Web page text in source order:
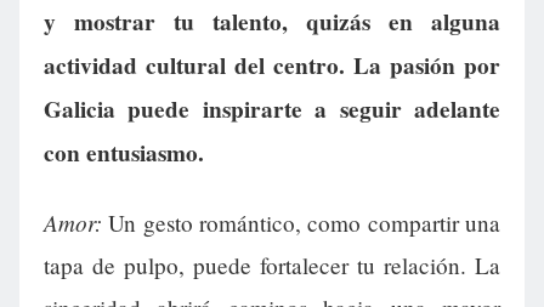
y mostrar tu talento, quizás en alguna
actividad cultural del centro. La pasión por
Galicia puede inspirarte a seguir adelante
con entusiasmo.
Amor: Un gesto romántico, como compartir una
tapa de pulpo, puede fortalecer tu relación. La